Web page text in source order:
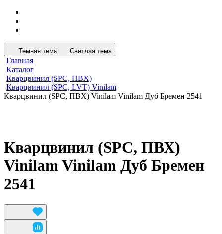
Темная тема Светлая тема
Главная
Каталог
Кварцвинил (SPC, ПВХ)
Кварцвинил (SPC, LVT) Vinilam
Кварцвинил (SPC, ПВХ) Vinilam Vinilam Дуб Бремен 2541
Кварцвинил (SPC, ПВХ)
Vinilam Vinilam Дуб Бремен
2541